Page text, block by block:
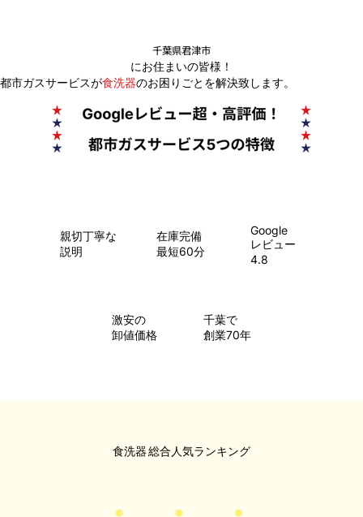
にお住まいの皆様！
千葉県君津市
都市ガスサービスが食洗器のお困りごとを解決致します。
親切丁寧な
説明
在庫完備
最短60分
Google
レビュー
4.8
​激安の
卸値価格
千葉で
創業70年
総合人気ランキング
食洗器